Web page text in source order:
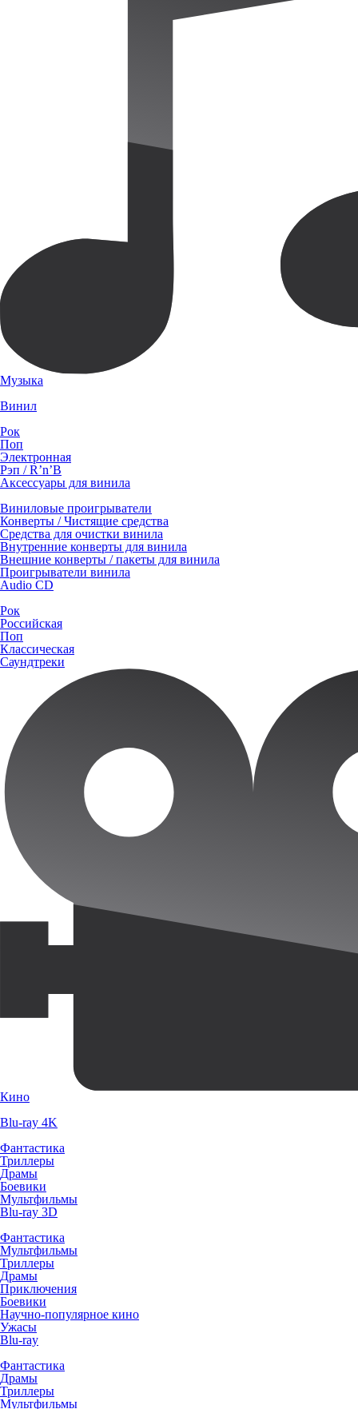
Музыка
Винил
Рок
Поп
Электронная
Рэп / R’n’B
Аксессуары для винила
Виниловые проигрыватели
Конверты / Чистящие средства
Средства для очистки винила
Внутренние конверты для винила
Внешние конверты / пакеты для винила
Проигрыватели винила
Audio CD
Рок
Российская
Поп
Классическая
Саундтреки
Кино
Blu-ray 4K
Фантастика
Триллеры
Драмы
Боевики
Мультфильмы
Blu-ray 3D
Фантастика
Мультфильмы
Триллеры
Драмы
Приключения
Боевики
Научно-популярное кино
Ужасы
Blu-ray
Фантастика
Драмы
Триллеры
Мультфильмы